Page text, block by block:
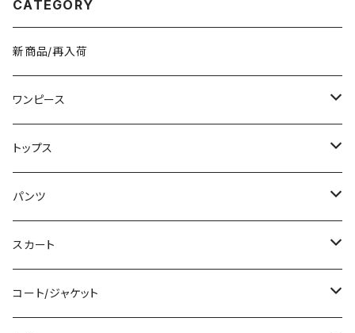
ク デート 通勤バッグ オフィスカ
フィス カジュアル OL 上品 大人
53
40代 K-O0010
CATEGORY
新商品/再入荷
ワンピース
ミニ/ショート
ミディアム/ミモレ
ロング/マキシ
袖付き
トップス
Tシャツ/カットソー
タンクトップ/キャミソール
シャツ/ブラウス
パンツ
ショート丈
クロップド丈
スカート
ミニ/ショート
コート/ジャケット